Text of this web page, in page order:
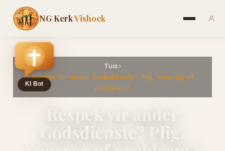
NG KerkVishoek
Tuis›
Respek vir ander Godsdienste? Plig, voorreg of
probleem?